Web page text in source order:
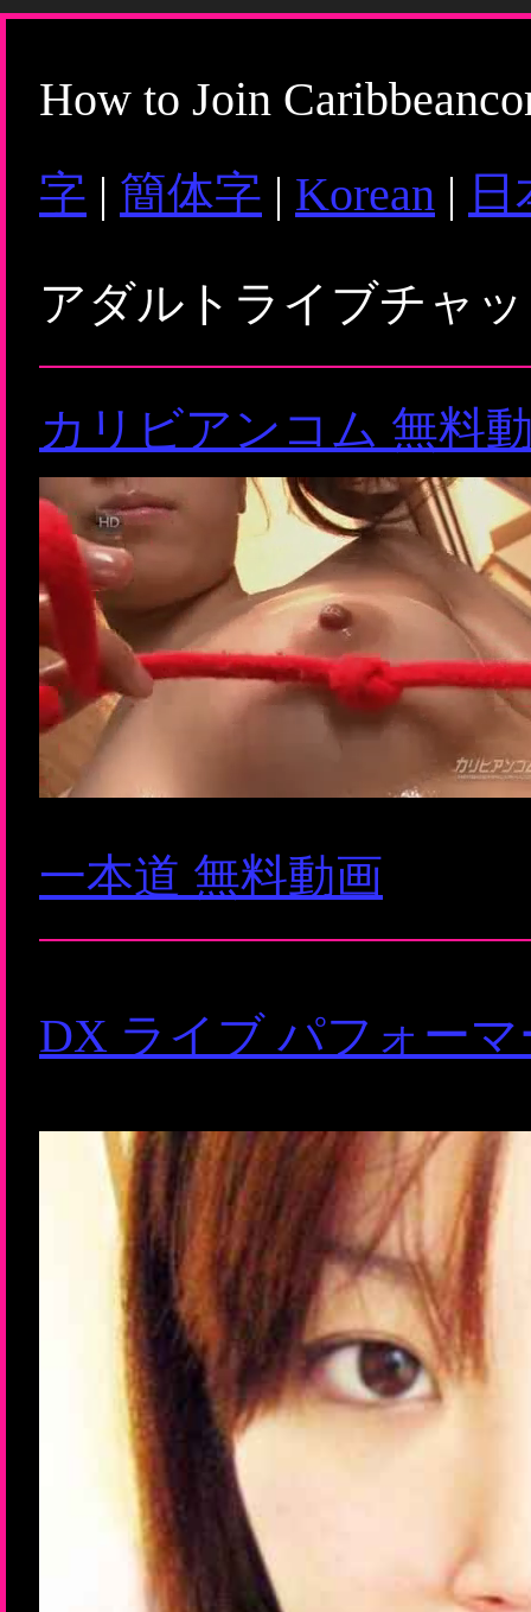
How to Join
字 | 簡体字 | Korean |
アダルトライブチャ
カリビアンコム 無料
一本道 無料動画
DX ライブ パフォー